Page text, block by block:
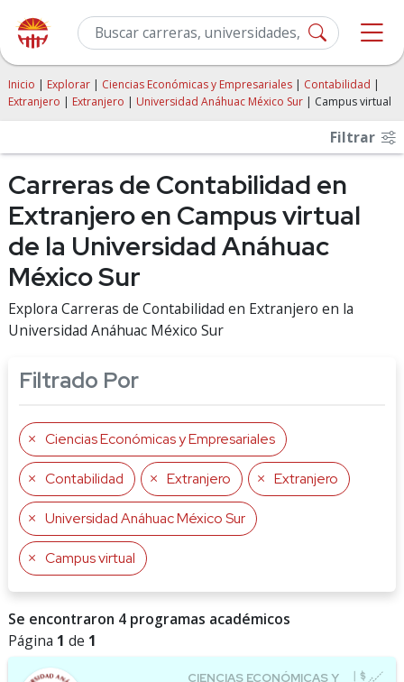
Inicio | Explorar | Ciencias Económicas y Empresariales | Contabilidad |
Extranjero | Extranjero | Universidad Anáhuac México Sur | Campus virtual
Filtrar
Carreras de Contabilidad en
Extranjero en Campus virtual
de la Universidad Anáhuac
México Sur
Explora Carreras de Contabilidad en Extranjero en la
Universidad Anáhuac México Sur
Filtrado Por
Ciencias Económicas y Empresariales
Contabilidad Extranjero Extranjero
Universidad Anáhuac México Sur
Campus virtual
Se encontraron 4 programas académicos
Página 1 de 1